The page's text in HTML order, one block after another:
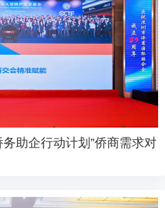
助企行动计划”侨商需求对